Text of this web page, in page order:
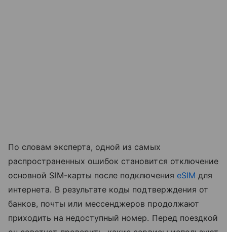
По словам эксперта, одной из самых
распространенных ошибок становится отключение
основной SIM-карты после подключения eSIM для
интернета. В результате коды подтверждения от
банков, почты или мессенджеров продолжают
приходить на недоступный номер. Перед поездкой